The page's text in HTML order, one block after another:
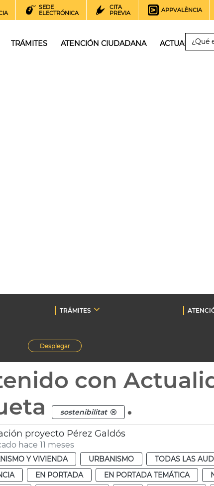
SEDE
ELECTRÓNICA
CITA
PREVIA
APPVALÈNCIA
TRÁMITES ATENCIÓN CIUDADANA ACTUALIDAD
TRÁMITES
Desplegar
con
sostenibilitat .
proyecto Pérez Galdós
hace 11 meses
Y VIVIENDA URBANISMO TODAS LAS
EN PORTADA EN PORTADA TEMÁTICA